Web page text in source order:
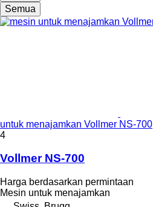
Semua
untuk menajamkan Vollmer NS-700
4
Vollmer NS-700
Harga berdasarkan permintaan
Mesin untuk menajamkan